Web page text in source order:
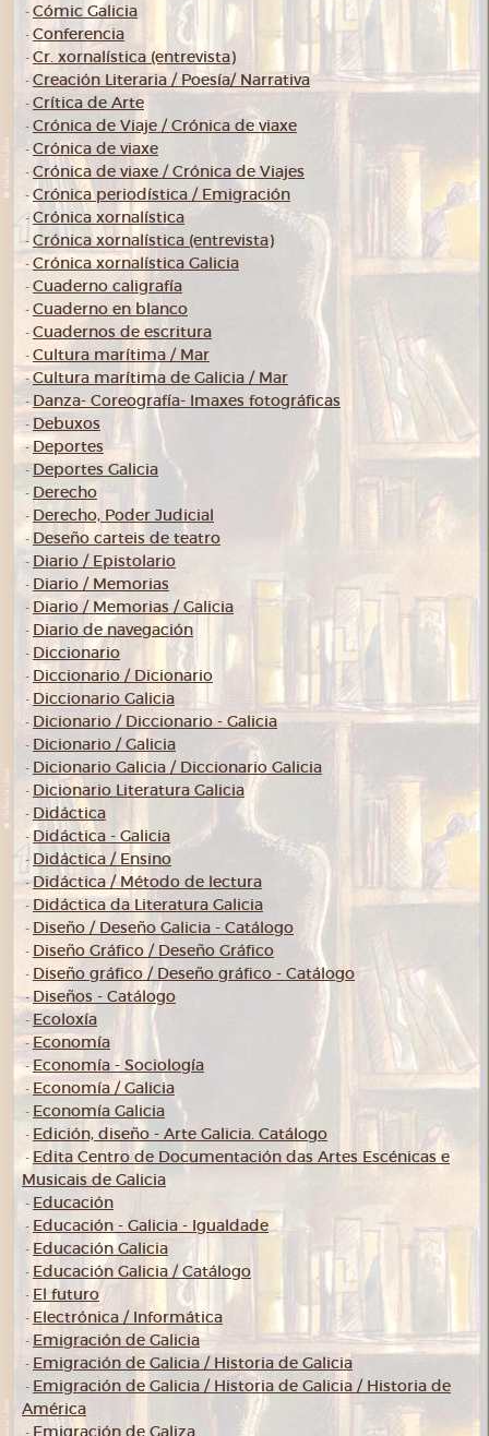
- Cómic Galicia
- Conferencia
- Cr. xornalística (entrevista)
- Creación Literaria / Poesía/ Narrativa
- Crítica de Arte
- Crónica de Viaje / Crónica de viaxe
- Crónica de viaxe
- Crónica de viaxe / Crónica de Viajes
-Crónica periodística / Emigración
- Crónica xornalística
- Crónica xornalística (entrevista)
- Crónica xornalística Galicia
- Cuaderno caligrafía
- Cuaderno en blanco
- Cuadernos de escritura
- Cultura marítima / Mar
-Cultura marítima de Galicia / Mar
-Danza- Coreografía- Imaxes fotográficas
- Debuxos
-Deportes
- Deportes Galicia
- Derecho
- Derecho, Poder Judicial
- Deseño carteis de teatro
- Diario / Epistolario
- Diario / Memorias
- Diario / Memorias / Galicia
- Diario de navegación
- Diccionario
- Diccionario / Dicionario
- Diccionario Galicia
- Dicionario / Diccionario - Galicia
- Dicionario / Galicia
- Dicionario Galicia / Diccionario Galicia
- Dicionario Literatura Galicia
- Didáctica
- Didáctica - Galicia
- Didáctica / Ensino
-Didáctica / Método de lectura
- Didáctica da Literatura Galicia
- Diseño / Deseño Galicia - Catálogo
- Diseño Gráfico / Deseño Gráfico
- Diseño gráfico / Deseño gráfico - Catálogo
-Diseños - Catálogo
- Ecoloxía
-Economía
-Economía - Sociología
- Economía / Galicia
- Economía Galicia
- Edición, diseño - Arte Galicia. Catálogo
- Edita Centro de Documentación das Artes Escénicas e
Musicais de Galicia
- Educación
- Educación - Galicia - Igualdade
- Educación Galicia
- Educación Galicia / Catálogo
- El futuro
- Electrónica / Informática
- Emigración de Galicia
- Emigración de Galicia / Historia de Galicia
- Emigración de Galicia / Historia de Galicia / Historia de
América
- Emigración de Galiza